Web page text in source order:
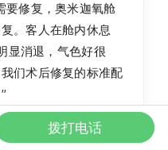
要修复，奥米迦氧舱
。客人在舱内休息
显消退，气色好很
们术后修复的标准配
负责人
拨打电话